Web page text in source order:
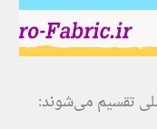
تقسیم می‌شوند: